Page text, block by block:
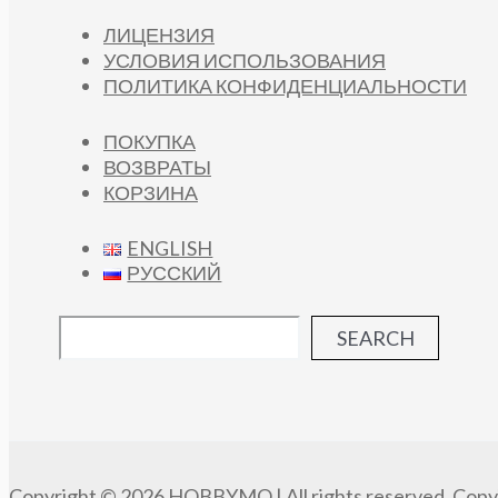
ЛИЦЕНЗИЯ
УСЛОВИЯ ИСПОЛЬЗОВАНИЯ
ПОЛИТИКА КОНФИДЕНЦИАЛЬНОСТИ
ПОКУПКА
ВОЗВРАТЫ
КОРЗИНА
ENGLISH
РУССКИЙ
SEARCH